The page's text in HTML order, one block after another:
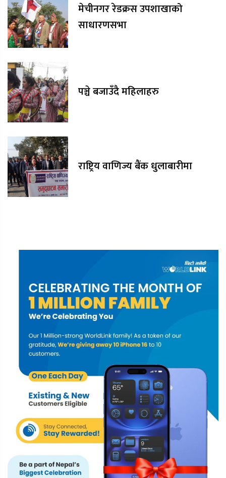
मेचीनगर रेडक्रस उपशाखाको
साधारणसभा
पञ्चे बजाउँदै महिलाहरु
राष्ट्रिय वाणिज्य बैंक धुलाबारीमा